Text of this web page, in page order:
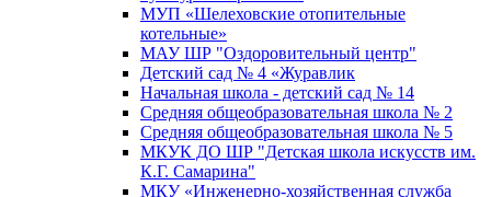
МУП «Шелеховские отопительные
котельные»
МАУ ШР "Оздоровительный центр"
Детский сад № 4 «Журавлик
Начальная школа - детский сад № 14
Средняя общеобразовательная школа № 2
Средняя общеобразовательная школа № 5
МКУК ДО ШР "Детская школа искусств им.
К.Г. Самарина"
МКУ «Инженерно-хозяйственная служба